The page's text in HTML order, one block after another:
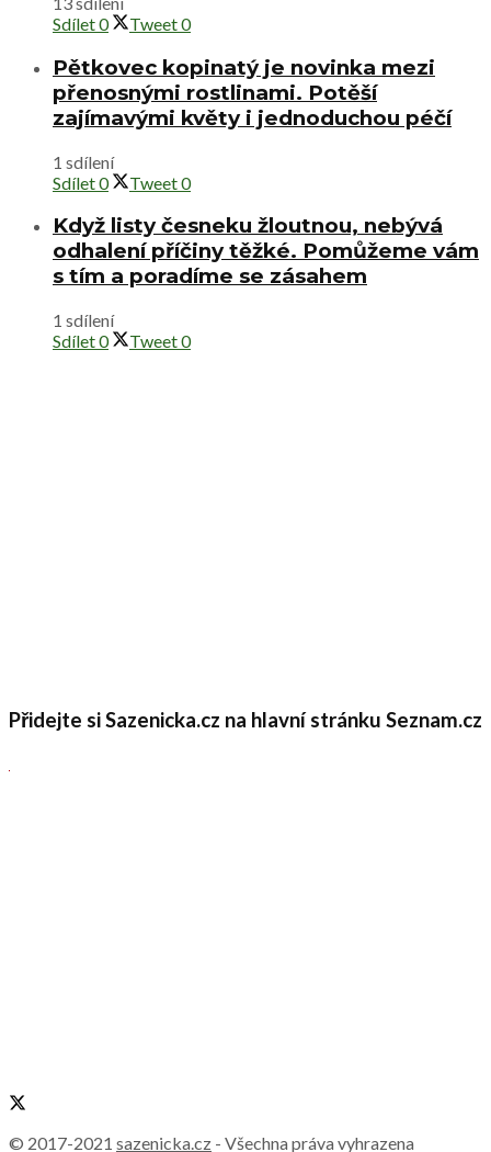
Sdílet0 Tweet0
Pětkovec kopinatý je novinka mezi
přenosnými rostlinami. Potěší
zajímavými květy i jednoduchou péčí
1 sdílení
Sdílet0 Tweet0
Když listy česneku žloutnou, nebývá
odhalení příčiny těžké. Pomůžeme vám
s tím a poradíme se zásahem
1 sdílení
Sdílet0 Tweet0
Přidejte si Sazenicka.cz na hlavní stránku Seznam.cz
© 2017-2021 sazenicka.cz - Všechna práva vyhrazena